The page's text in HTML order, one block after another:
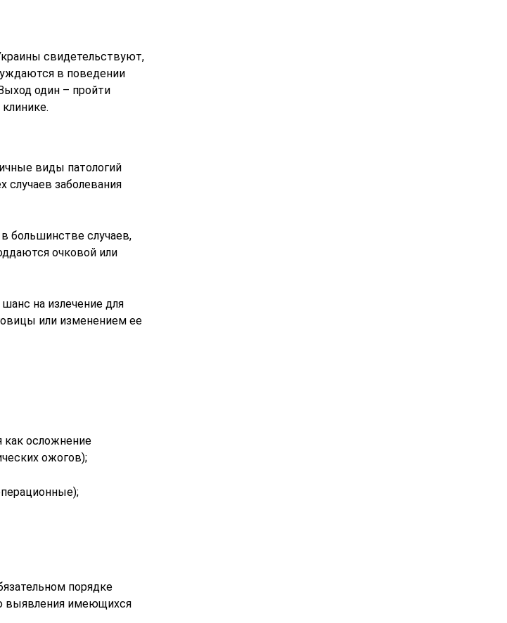
свидетельствуют,
в поведении
один – пройти
виды патологий
случаев заболевания
большинстве случаев,
очковой или
на излечение для
или изменением ее
как осложнение
ожогов);
порядке
выявления имеющихся